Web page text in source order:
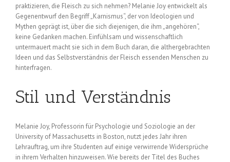
praktizieren, die Fleisch zu sich nehmen? Melanie Joy entwickelt als
Gegenentwurf den Begriff „Karnismus“, der von Ideologien und
Mythen geprägt ist, über die sich diejenigen, die ihm „angehören“,
keine Gedanken machen. Einfühlsam und wissenschaftlich
untermauert macht sie sich in dem Buch daran, die althergebrachten
Ideen und das Selbstverständnis der Fleisch essenden Menschen zu
hinterfragen.
Stil und Verständnis
Melanie Joy, Professorin für Psychologie und Soziologie an der
University of Massachusetts in Boston, nutzt jedes Jahr ihren
Lehrauftrag, um ihre Studenten auf einige verwirrende Widersprüche
in ihrem Verhalten hinzuweisen. Wie bereits der Titel des Buches